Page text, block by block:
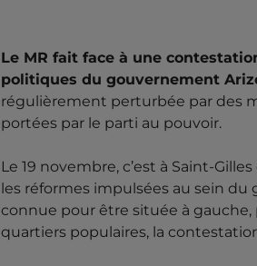
DU MR, LA
ET
17 NOVEMBRE 2025 -
face à une contestation populaire
gouvernement Arizona. Sa
perturbée par des mobilisations
Le MR fait face à une
politiques du gouvernement
régulièrement perturbée par des
portées par le parti au pouvoir.
Le 19 novembre, c’est à Saint-
les réformes impulsées au sein
connue pour être située à
quartiers populaires, la